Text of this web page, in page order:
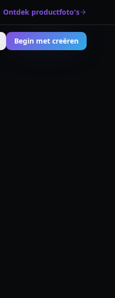
Ontdek productfoto's
Begin met creëren